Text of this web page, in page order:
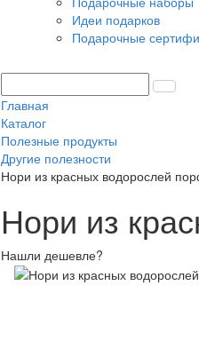
Идеи подарков
Подарочные
Главная
Каталог
Полезные продукты
Другие полезности
Нори из красных водорослей
Нори из
Нашли дешевле?